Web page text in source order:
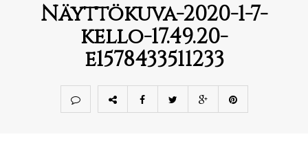
Näyttökuva-2020-1-7-
kello-17.49.20-
e1578433511233